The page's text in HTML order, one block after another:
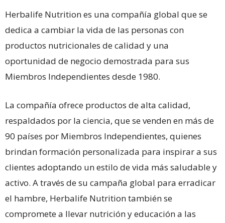
Herbalife Nutrition es una compañía global que se
dedica a cambiar la vida de las personas con
productos nutricionales de calidad y una
oportunidad de negocio demostrada para sus
Miembros Independientes desde 1980.
La compañía ofrece productos de alta calidad,
respaldados por la ciencia, que se venden en más de
90 países por Miembros Independientes, quienes
brindan formación personalizada para inspirar a sus
clientes adoptando un estilo de vida más saludable y
activo. A través de su campaña global para erradicar
el hambre, Herbalife Nutrition también se
compromete a llevar nutrición y educación a las